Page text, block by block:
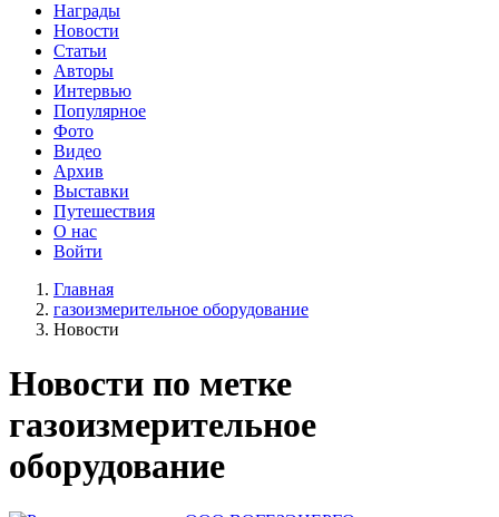
Награды
Новости
Статьи
Авторы
Интервью
Популярное
Фото
Видео
Архив
Выставки
Путешествия
О нас
Войти
Главная
газоизмерительное оборудование
Новости
Новости по метке
газоизмерительное
оборудование